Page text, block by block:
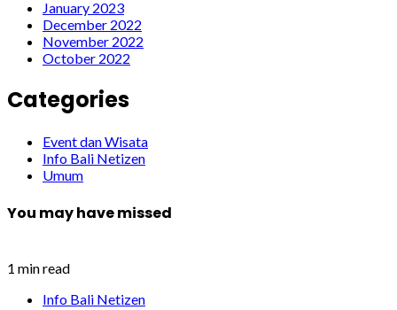
January 2023
December 2022
November 2022
October 2022
Categories
Event dan Wisata
Info Bali Netizen
Umum
You may have missed
1 min read
Info Bali Netizen